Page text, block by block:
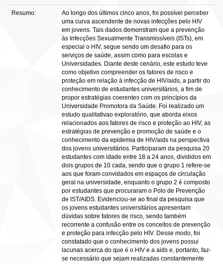
Resumo:
Ao longo dos últimos cinco anos, foi possível perceber
uma curva ascendente de novas infecções pelo HIV
em jovens. Tais dados demonstram que a prevenção
às Infecções Sexualmente Transmissíveis (ISTs), em
especial o HIV, segue sendo um desafio para os
serviços de saúde, assim como para escolas e
Universidades. Diante deste cenário, este estudo teve
como objetivo compreender os fatores de risco e
proteção em relação à infecção de HIV/aids, a partir do
conhecimento de estudantes universitários, a fim de
propor estratégias coerentes com os princípios da
Universidade Promotora da Saúde. Foi realizado um
estudo qualitativao exploratório, que aborda eixos
relacionados aos fatores de risco e proteção ao HIV, as
estratégias de prevenção e promoção de saúde e o
conhecimento da epidemia de HIV/aids na perspectiva
dos jovens universitários. Participaram da pesquisa 20
estudantes com idade entre 18 a 24 anos, divididos em
dois grupos de 10 cada, sendo que o grupo 1 refere-se
aos que foram convidados em espaços de circulação
geral na universidade, enquanto o grupo 2 é composto
por estudantes que procuraram o Polo de Prevenção
de IST/AIDS. Evidenciou-se ao final da pesquisa que
os jovens estudantes universitários apresentam
dúvidas sobre fatores de risco, sendo também
recorrente a confusão entre os conceitos de prevenção
e proteção para infecção pelo HIV. Desse modo, foi
constatado que o conhecimento dos jovens possui
lacunas acerca do que é o HIV e a aids e, portanto, faz-
se necessário que sejam realizadas constantemente